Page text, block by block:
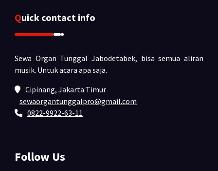
Quick contact info
Sewa Organ Tunggal Jabodetabek, bisa semua aliran
musik. Untuk acara apa saja.
Cipinang, Jakarta Timur
sewaorgantunggalpro@gmail.com
0822-9922-63-11
Follow Us